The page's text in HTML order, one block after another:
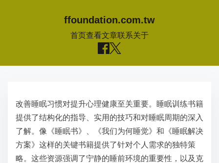
ffoundation.com.tw
首页查看文章联系关于
改善睡眠习惯对提升心理健康至关重要。睡眠训练书籍
提供了结构化的指导、实用的技巧和对睡眠周期的深入
了解。像《睡眠书》、《我们为何睡觉》和《睡眠解决
方案》这样的关键书籍提供了针对个人需求的独特策
略。这些资源强调了宁静的睡前环境的重要性，以及克